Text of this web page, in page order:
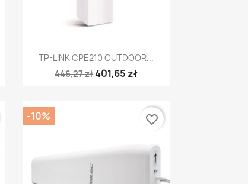
Szybki podgląd
TP-LINK CPE210 OUTDOOR...
446,27 zł401,65 zł
-10% favorite_border